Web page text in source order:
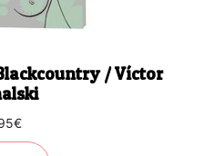
/ Víctor
€